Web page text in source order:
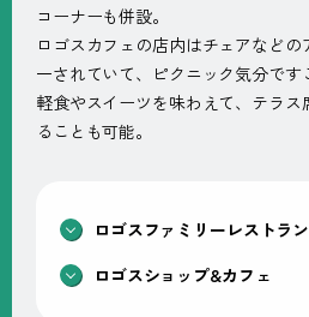
コーナーも併設。
ロゴスカフェの店内はチェアなど
一されていて、ピクニック気分です
軽食やスイーツを味わえて、テラ
ることも可能。
ロゴスファミリーレストラン
ロゴスショップ&カフェ